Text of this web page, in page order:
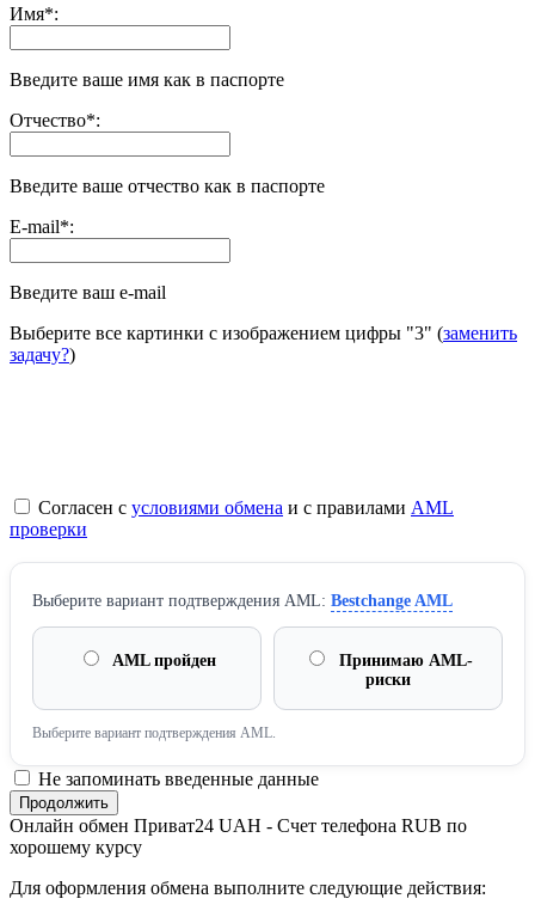
Имя*:
Введите ваше имя как в паспорте
Отчество*:
Введите ваше отчество как в паспорте
E-mail*:
Введите ваш e-mail
Выберите все картинки с изображением цифры "3" (заменить
задачу?)
Согласен с условиями обмена и с правилами AML
проверки
Выберите вариант подтверждения AML: Bestchange AML
AML пройден
Принимаю AML-
риски
Выберите вариант подтверждения AML.
Не запоминать введенные данные
Онлайн обмен Приват24 UAH - Счет телефона RUB по
хорошему курсу
Для оформления обмена выполните следующие действия: